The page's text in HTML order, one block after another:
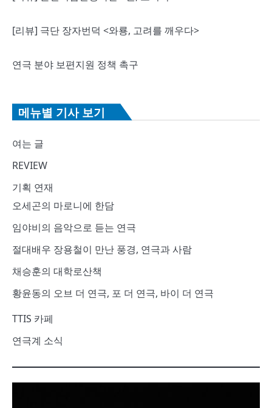
[리뷰] 극단 장자번덕 <와룡, 고려를 깨우다>
연극 분야 보편지원 정책 촉구
메뉴별 기사 보기
여는 글
REVIEW
기획 연재
오세곤의 마로니에 한담
임야비의 음악으로 듣는 연극
절대배우 장용철이 만난 풍경, 연극과 사람
채승훈의 대학로산책
황윤동의 오브 더 연극, 포 더 연극, 바이 더 연극
TTIS 카페
연극계 소식